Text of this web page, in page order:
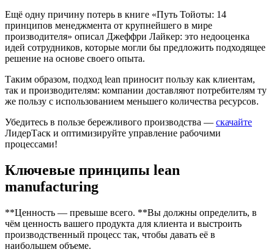
Ещё одну причину потерь в книге «Путь Тойоты: 14
принципов менеджмента от крупнейшего в мире
производителя» описал Джеффри Лайкер: это недооценка
идей сотрудников, которые могли бы предложить подходящее
решение на основе своего опыта.
Таким образом, подход lean приносит пользу как клиентам,
так и производителям: компании доставляют потребителям ту
же пользу с использованием меньшего количества ресурсов.
Убедитесь в пользе бережливого производства — скачайте
ЛидерТаск и оптимизируйте управление рабочими
процессами!
Ключевые принципы lean
manufacturing
**Ценность — превыше всего. **Вы должны определить, в
чём ценность вашего продукта для клиента и выстроить
производственный процесс так, чтобы давать её в
наибольшем объеме.